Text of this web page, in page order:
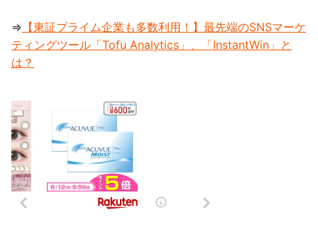
⇒ 【東証プライム企業も多数利用！】最先端のSNSマーケ
ティングツール「Tofu Analytics」、「InstantWin」と
は？